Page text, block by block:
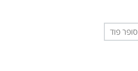
סופר פוד